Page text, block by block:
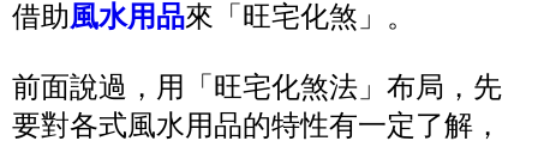
借助風水用品來「旺宅化煞」。
前面說過，用「旺宅化煞法」布局，先
要對各式風水用品的特性有一定了解，